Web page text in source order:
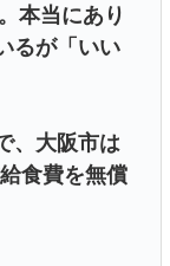
本当にあり
るが「いい
、大阪市は
食費を無償